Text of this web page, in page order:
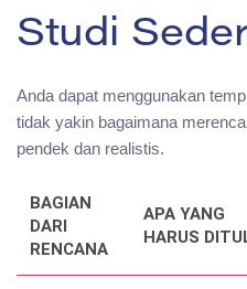
Studi
Anda dapat menggunakan
tidak yakin bagaimana
pendek dan realistis.
BAGIAN
DARI
RENCANA
APA YANG
HARUS